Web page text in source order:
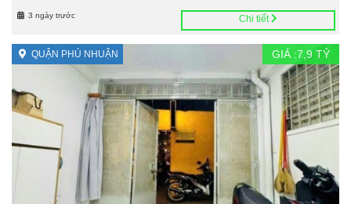
3 ngày trước Chi tiết
QUẬN PHÚ NHUẬN GIÁ :7,9 TỶ